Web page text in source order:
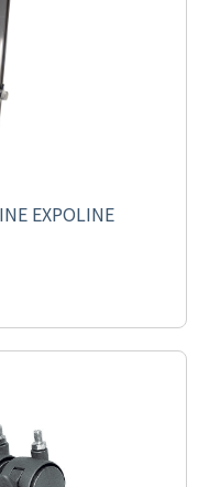
EXPOLINE